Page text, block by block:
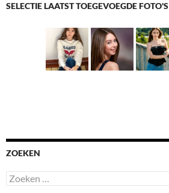
SELECTIE LAATST TOEGEVOEGDE FOTO'S
ZOEKEN
Zoeken
naar: